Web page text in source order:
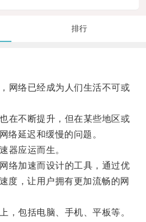
排行
络已经成为人们生活不可或
不断提升，但在某些地区或
络延迟和缓慢的问题。
应运而生。
加速而设计的工具，通过优
度，让用户拥有更加流畅的网
包括电脑、手机、平板等。